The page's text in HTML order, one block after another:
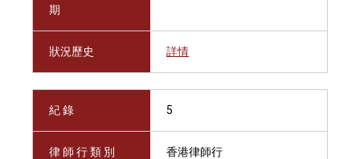
期
狀況歷史 詳情
紀 錄 5
律 師 行 類 別 香港律師行